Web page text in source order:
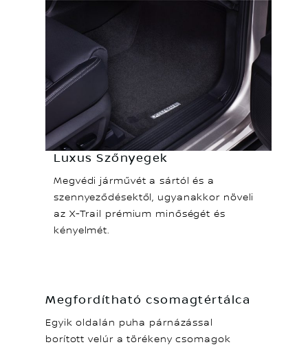
Luxus Szőnyegek
Megvédi járművét a sártól és a
szennyeződésektől, ugyanakkor növeli
az X-Trail prémium minőségét és
kényelmét.
Megfordítható csomagtértálca
Egyik oldalán puha párnázással
borított velúr a törékeny csomagok